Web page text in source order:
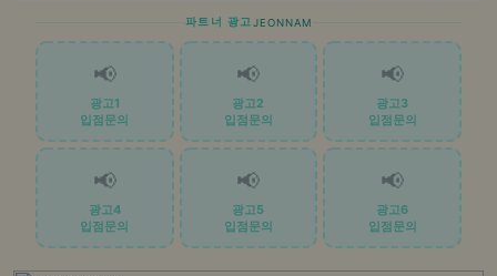
파트너 광고JEONNAM
📢
광고1
입점문의
📢
광고2
입점문의
📢
광고3
입점문의
📢
광고4
입점문의
📢
광고5
입점문의
📢
광고6
입점문의